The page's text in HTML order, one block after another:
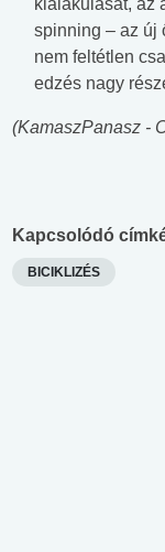
kialakulását, az
spinning – az új
nem feltétlen
edzés nagy
(KamaszPanasz -
Kapcsolódó
BICIKLIZÉS